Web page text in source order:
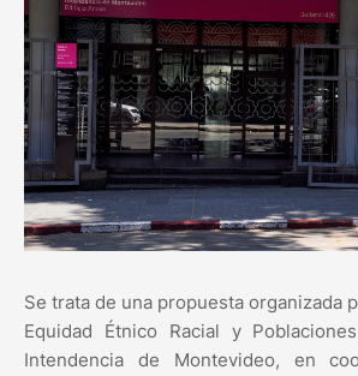
Se trata de una propuesta organizada
Equidad Étnico Racial y
Intendencia de Montevideo, en